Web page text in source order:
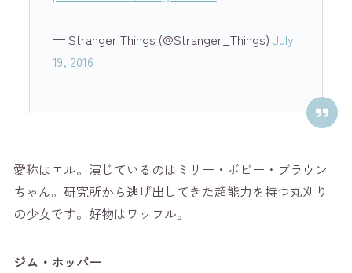
— Stranger Things (@Stranger_Things) July
19, 2016
愛称はエル。演じているのはミリー・ボビー・ブラウン
ちゃん。研究所から逃げ出してきた超能力を持つ丸刈り
の少女です。好物はワッフル。
ジム・ホッパー